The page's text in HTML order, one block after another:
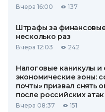
Вчера 16:00 137
Штрафы за
несколько раз
Вчера 12:03 242
Налоговые каникулы
экономические зоны:
почты» призвал снять
после российских атак
Вчера 08:37 151